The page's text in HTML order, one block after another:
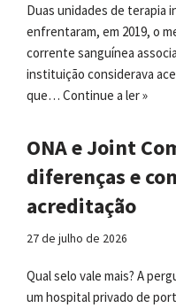
Duas unidades de terapia
enfrentaram, em 2019, o
corrente sanguínea
instituição considerava
que… Continue a ler »
ONA e Joint
diferenças e
acreditação
27 de julho de 2026
Qual selo vale mais? A
um hospital privado de